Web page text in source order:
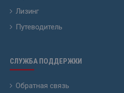
Лизинг
Путеводитель
СЛУЖБА ПОДДЕРЖКИ
Обратная связь